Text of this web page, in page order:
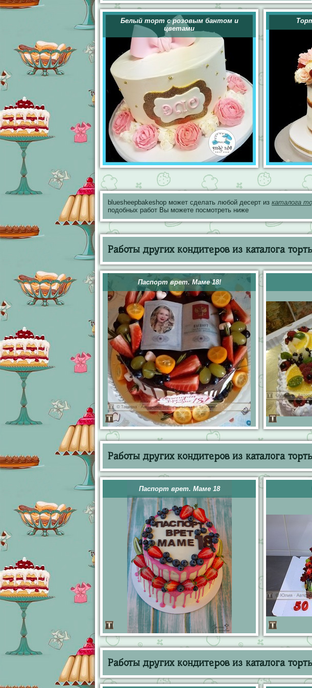
Белый торт с розовым бантом и
цветами
bluesheepbakeshop может сделать любой десерт из каталога
подобных работ Вы можете посмотреть ниже
Работы других кондитеров из каталога
Паспорт врет. Маме 18!
Работы других кондитеров из каталога
Паспорт врет. Маме 18
Работы других кондитеров из каталога